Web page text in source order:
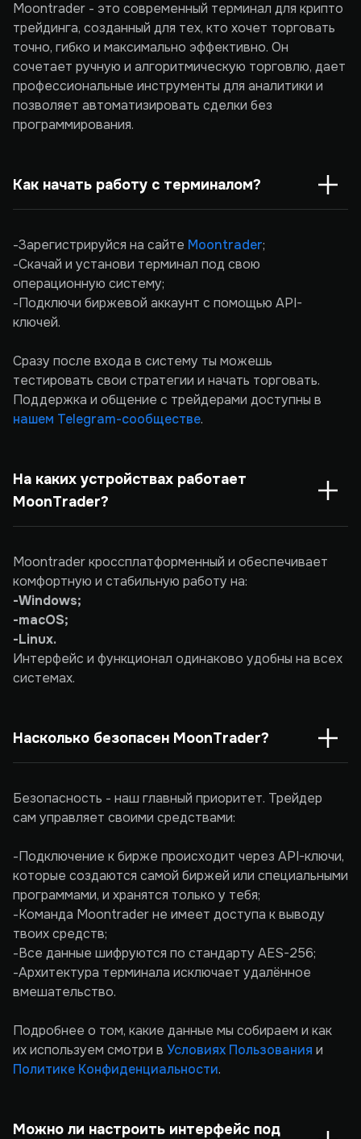
Moontrader - это современный терминал для крипто
трейдинга, созданный для тех, кто хочет торговать
точно, гибко и максимально эффективно. Он
сочетает ручную и алгоритмическую торговлю, дает
профессиональные инструменты для аналитики и
позволяет автоматизировать сделки без
программирования.
Как начать работу с терминалом?
-Зарегистрируйся на сайте Moontrader;
-Скачай и установи терминал под свою
операционную систему;
-Подключи биржевой аккаунт с помощью API-
ключей.
Сразу после входа в систему ты можешь
тестировать свои стратегии и начать торговать.
Поддержка и общение с трейдерами доступны в
нашем Telegram-сообществе.
На каких устройствах работает
MoonTrader?
Moontrader кроссплатформенный и обеспечивает
комфортную и стабильную работу на:
-Windows;
-macOS;
-Linux.
Интерфейс и функционал одинаково удобны на всех
системах.
Насколько безопасен MoonTrader?
Безопасность - наш главный приоритет. Трейдер
сам управляет своими средствами:
-Подключение к бирже происходит через API-ключи,
которые создаются самой биржей или специальными
программами, и хранятся только у тебя;
-Команда Moontrader не имеет доступа к выводу
твоих средств;
-Все данные шифруются по стандарту AES-256;
-Архитектура терминала исключает удалённое
вмешательство.
Подробнее о том, какие данные мы собираем и как
их используем смотри в Условиях Пользования и
Политике Конфиденциальности.
Можно ли настроить интерфейс под